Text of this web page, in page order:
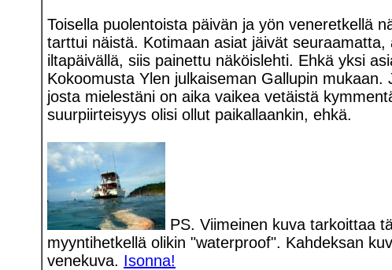
Toisella puolentoista päivän ja yön veneretkellä
tarttui näistä. Kotimaan asiat jäivät
iltapäivällä, siis painettu näköislehti. Ehkä yksi
Kokoomusta Ylen julkaiseman Gallupin
josta mielestäni on aika vaikea vetäistä
suurpiirteisyys olisi ollut paikallaankin, ehkä.
PS. Viimeinen kuva tarkoittaa
myyntihetkellä olikin "waterproof". Kahdeksan
venekuva. Isonna!